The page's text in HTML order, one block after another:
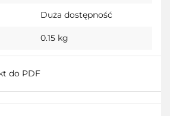
Duża dostępność
0.15 kg
do PDF